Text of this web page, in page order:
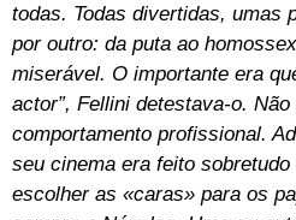
todas. Todas divertidas, umas
por outro: da puta ao
miserável. O importante era
actor”, Fellini detestava-o.
comportamento profissional.
seu cinema era feito
escolher as «caras» para os